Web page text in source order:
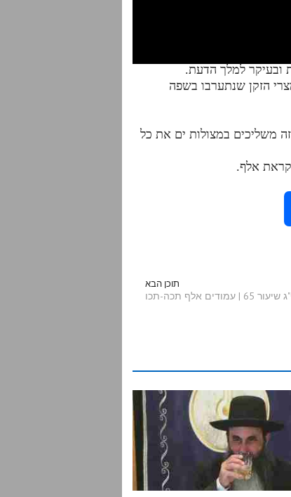
הזקן שנתערבו בשפה
זה משליכים במצולות ים את כל
תוכן הבא
אלף תכה-תכו